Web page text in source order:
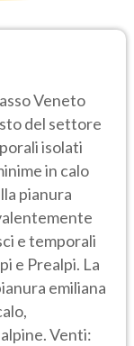
Veneto
del settore
isolati
in calo
pianura
e temporali
e Prealpi. La
emiliana
Venti: